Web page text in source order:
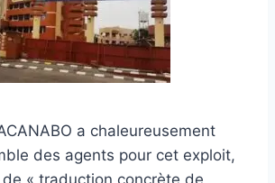
a chaleureusement
des agents pour cet exploit,
de « traduction concrète de